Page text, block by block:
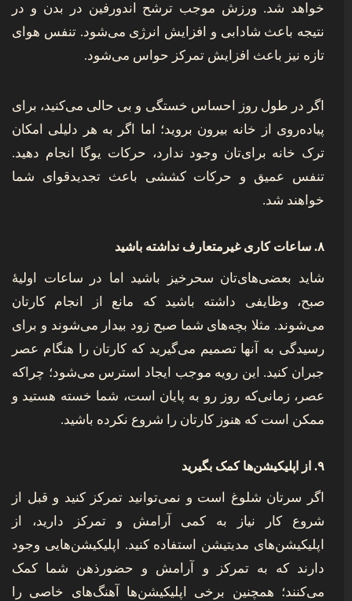
خواهد شد. ورزش موجب ترشح اندورفین در بدن و در
نتیجه باعث شادابی و افزایش انرژی می‌شود. تنفس هوای
تازه نیز باعث افزایش تمرکز حواس می‌شود.
اگر در طول روز احساس خستگی و بی حالی می‌کنید، برای
پیاده‌روی از خانه بیرون بروید؛ اما اگر به هر دلیلی امکان
ترک خانه برای‌تان وجود ندارد، حرکات یوگا انجام دهید.
تنفس عمیق و حرکات کششی باعث تجدیدقوای شما
خواهند شد.
شاید بعضی‌های‌تان سحرخیز باشید اما در ساعات اولیۀ
صبح، وظایفی داشته باشید که مانع از انجام کارتان
می‌شوند. مثلا بچه‌های شما صبح زود بیدار می‌شوند و برای
رسیدگی به آنها تصمیم می‌گیرید که کارتان را هنگام عصر
جبران کنید. این رویه موجب ایجاد استرس می‌شود؛ چراکه
عصر، زمانی‌که روز رو به پایان است، شما خسته هستید و
ممکن است که هنوز کارتان را شروع نکرده باشید.
اگر سرتان شلوغ است و نمی‌توانید تمرکز کنید و قبل از
شروع کار نیاز به کمی آرامش و تمرکز دارید، از
اپلیکیشن‌های مدیتیشن استفاده کنید. اپلیکیشن‌هایی وجود
دارند که به تمرکز و آرامش و حضورذهن شما کمک
می‌کنند؛ همچنین برخی اپلیکیشن‌ها آهنگ‌های خاصی را